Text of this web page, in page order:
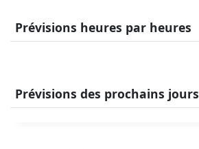
Prévisions heures par heures
Prévisions des prochains jours